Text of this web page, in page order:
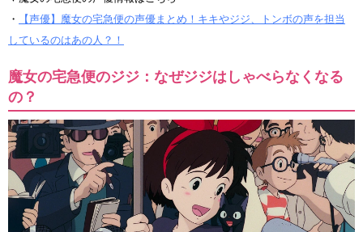
・
【声優】魔女の宅急便の声優まとめ！キキやジジ、トンボの声を担当
しているのはあの人？！
魔女の宅急便のジジ：なぜジジはしゃべらなくなる
の？